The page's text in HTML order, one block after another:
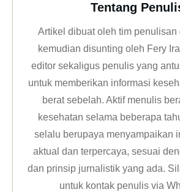
Tentang
Artikel dibuat oleh tim penulisan
kemudian disunting oleh Fery
editor sekaligus penulis yang
untuk memberikan informasi
berat sebelah. Aktif menulis
kesehatan selama beberapa
selalu berupaya menyampaikan
aktual dan terpercaya, sesuai
dan prinsip jurnalistik yang ada.
untuk kontak penulis via